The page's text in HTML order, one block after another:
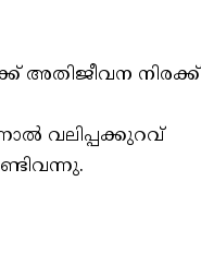
അതിജീവന നിരക്ക്
വലിപ്പക്കുറവ്